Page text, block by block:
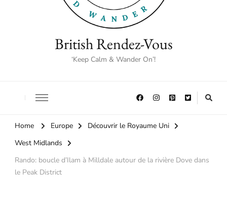
British Rendez-Vous
‘Keep Calm & Wander On’!
Home Europe
Découvrir le Royaume Uni
West Midlands
Rando: boucle d’Ilam à Milldale autour de la rivière Dove dans
le Peak District